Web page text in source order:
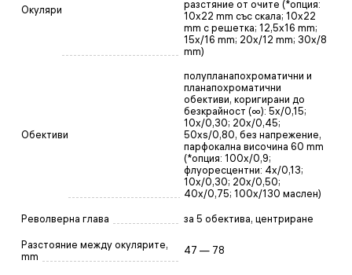
Окуляри
разстяние от очите (*опция:
10x22 mm със скала; 10x22
mm с решетка; 12,5x16 mm;
15x/16 mm; 20x/12 mm; 30x/8
mm)
Обективи
полупланапохроматични и
планапохроматични
обективи, коригирани до
безкрайност (∞): 5x/0,15;
10x/0,30; 20x/0,45;
50xs/0,80, без напрежение,
парфокална височина 60 mm
(*опция: 100x/0,9;
флуоресцентни: 4x/0,13;
10x/0,30; 20x/0,50;
40x/0,75; 100x/130 маслен)
Револверна глава за 5 обектива, центриране
Разстояние между окулярите,
mm
47 — 78